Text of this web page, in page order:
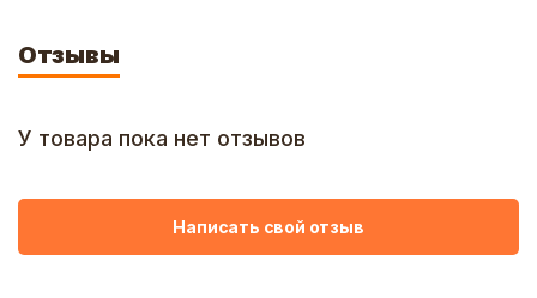
Отзывы
У товара пока нет отзывов
Написать свой отзыв